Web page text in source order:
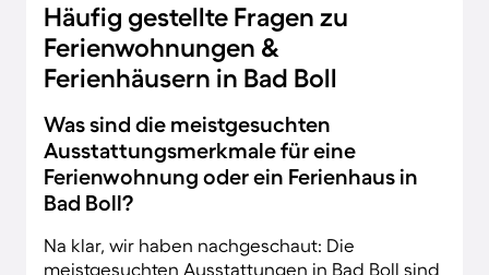
Häufig gestellte Fragen zu
Ferienwohnungen &
Ferienhäusern in Bad Boll
Was sind die meistgesuchten
Ausstattungsmerkmale für eine
Ferienwohnung oder ein Ferienhaus in
Bad Boll?
Na klar, wir haben nachgeschaut: Die
meistgesuchten Ausstattungen in Bad Boll sind